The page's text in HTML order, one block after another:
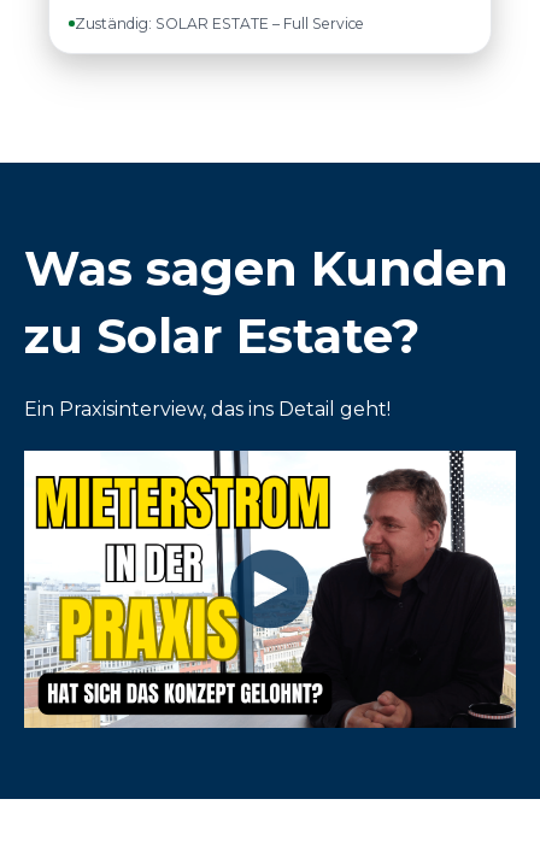
Zuständig: SOLAR ESTATE – Full Service
Was sagen Kunden
zu Solar Estate?
Ein Praxisinterview, das ins Detail geht!